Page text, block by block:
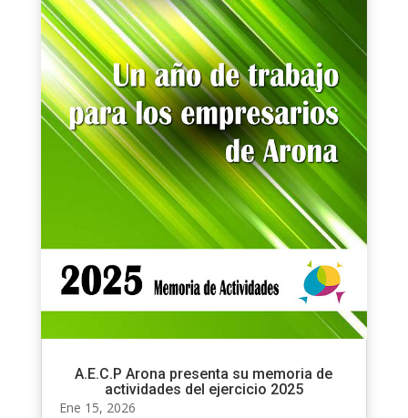
A.E.C.P Arona presenta su memoria de
actividades del ejercicio 2025
Ene 15, 2026